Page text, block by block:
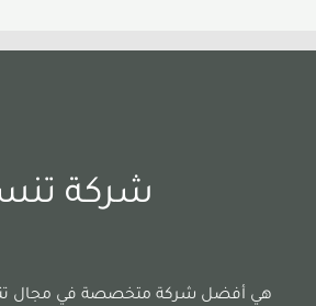
شركة
هي أفضل شركة متخصصة في مجال